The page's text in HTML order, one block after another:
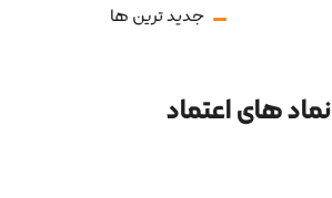
جدید ترین ها
نماد های اعتماد